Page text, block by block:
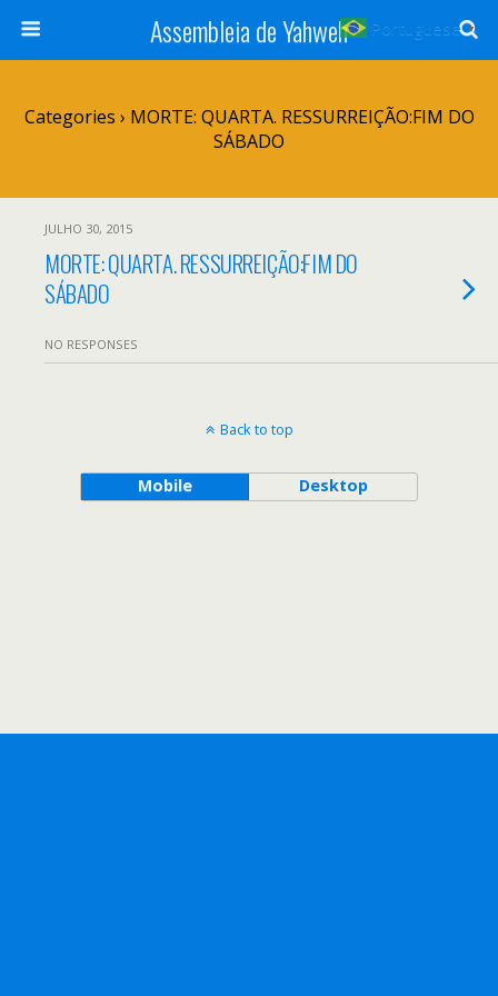
Assembleia de Yahweh
Categories › MORTE: QUARTA. RESSURREIÇÃO:FIM DO
SÁBADO
JULHO 30, 2015
MORTE: QUARTA. RESSURREIÇÃO:FIM DO
SÁBADO
NO RESPONSES
Back to top
Mobile Desktop
Portuguese ▼